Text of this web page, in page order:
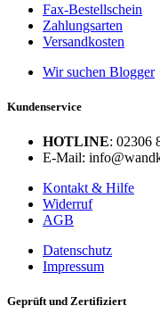
Fax-Bestellschein
Zahlungsarten
Versandkosten
Wir suchen Blogger
Kundenservice
HOTLINE: 02306
E-Mail:
Kontakt & Hilfe
Widerruf
AGB
Datenschutz
Impressum
Geprüft und Zertifiziert